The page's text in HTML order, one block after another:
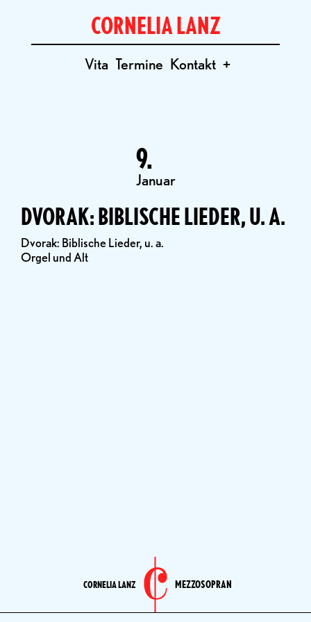
CORNELIA LANZ
Vita Termine Kontakt +
9.
Januar
DVORAK: BIBLISCHE LIEDER, U. A.
Dvorak: Biblische Lieder, u. a.
Orgel und Alt
CORNELIA LANZ MEZZOSOPRAN